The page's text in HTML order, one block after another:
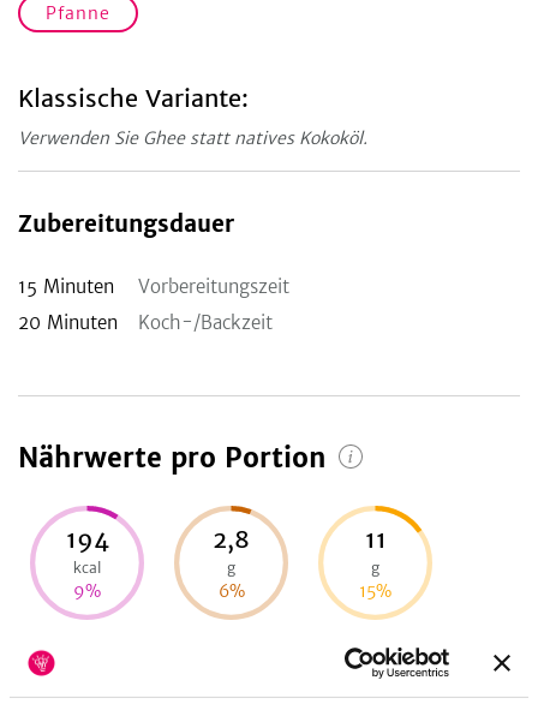
Pfanne
Klassische Variante:
Verwenden Sie Ghee statt natives Kokoköl.
Zubereitungsdauer
15 Minuten
Vorbereitungszeit
20 Minuten Koch-/Backzeit
Nährwerte pro Portion
194
kcal
9%
2,8
g
6%
11
g
15%